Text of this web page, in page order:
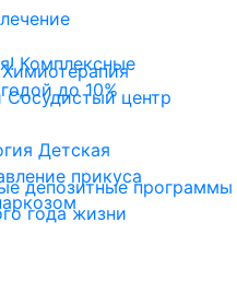
Комплексные
до 10%
депозитные программы
года жизни
Химиотерапия
Сосудистый центр
Детская
прикуса